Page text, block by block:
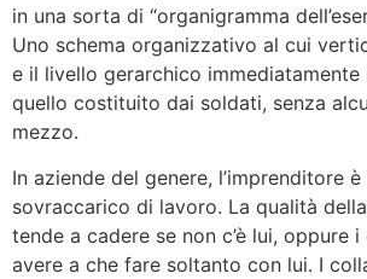
in una sorta di “organigramma
Uno schema organizzativo al cui
e il livello gerarchico immediatamente
quello costituito dai soldati, senza
mezzo.
In aziende del genere, l’imprenditore è
sovraccarico di lavoro. La qualità
tende a cadere se non c’è lui, oppure
avere a che fare soltanto con lui. I